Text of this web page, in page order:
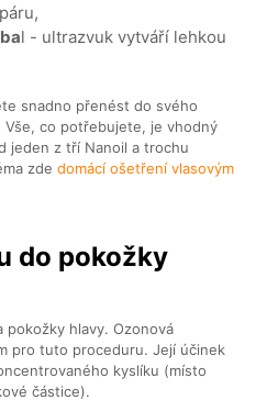
l - ultrazvuk vytváří lehkou
snadno přenést do svého
Vše, co potřebujete, je vhodný
jeden z tří Nanoil a trochu
zdedomácí ošetření vlasovým
do pokožky
pokožky hlavy. Ozonová
pro tuto proceduru. Její účinek
kyslíku (místo
částice).